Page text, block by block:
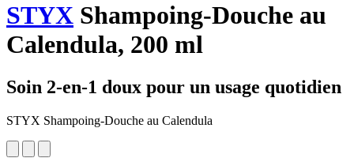
STYX Shampoing-Douche au
Calendula, 200 ml
Soin 2-en-1 doux pour un usage quotidien
STYX Shampoing-Douche au Calendula